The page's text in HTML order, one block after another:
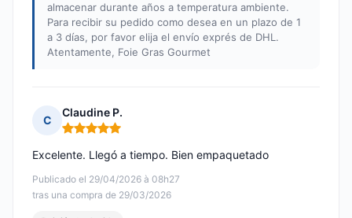
almacenar durante años a temperatura ambiente.
Para recibir su pedido como desea en un plazo de 1
a 3 días, por favor elija el envío exprés de DHL.
Atentamente, Foie Gras Gourmet
C
Claudine P.
Nota: 5 de 5
Publicado el 29/04/2026 à 08h27
tras una compra de 29/03/2026
Excelente. Llegó a tiempo. Bien empaquetado